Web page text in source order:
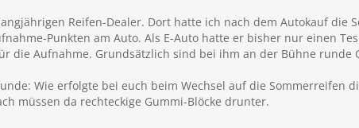
Reifen-Dealer. Dort hatte ich nach dem Autokauf die
Punkten am Auto. Als E-Auto hatte er bisher nur einen
die Aufnahme. Grundsätzlich sind bei ihm an der Bühne runde
Wie erfolgte bei euch beim Wechsel auf die Sommerreifen
müssen da rechteckige Gummi-Blöcke drunter.